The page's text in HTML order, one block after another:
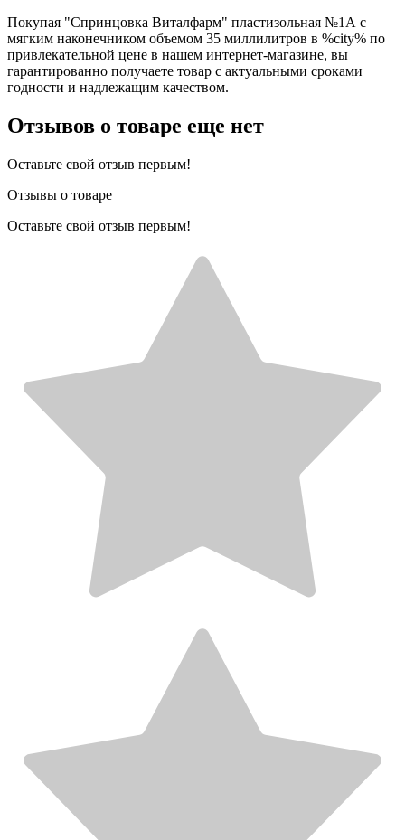
Покупая "Спринцовка Виталфарм" пластизольная №1А с
мягким наконечником объемом 35 миллилитров в %city% по
привлекательной цене в нашем интернет-магазине, вы
гарантированно получаете товар с актуальными сроками
годности и надлежащим качеством.
Отзывов о товаре еще нет
Оставьте свой отзыв первым!
Отзывы о товаре
Оставьте свой отзыв первым!